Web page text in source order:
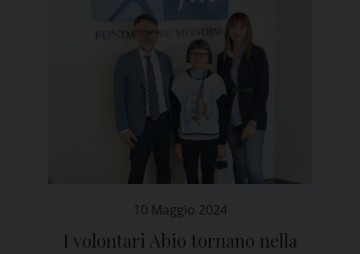
10 Maggio 2024
I volontari Abio tornano nella